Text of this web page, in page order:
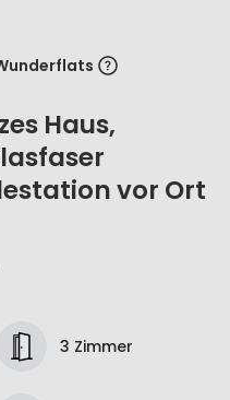
Haus,
vor Ort
3 Zimmer